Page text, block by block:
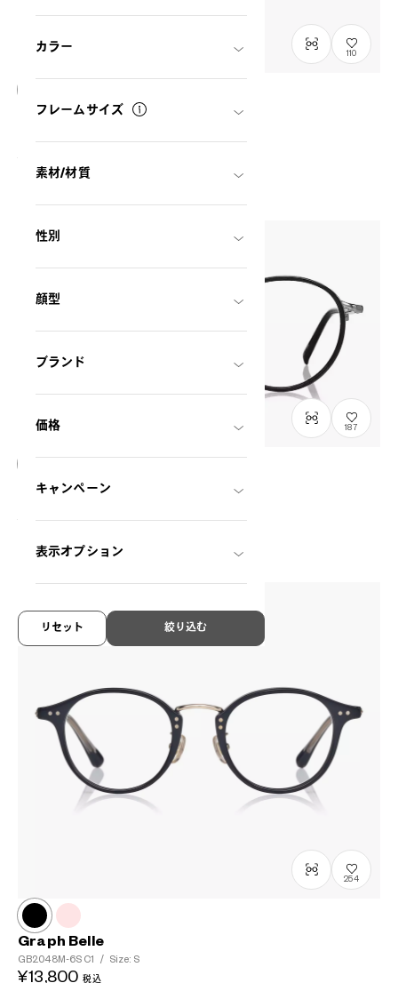
カラー
フレームサイズ
素材/材質
性別
顔型
ブランド
価格
キャンペーン
表示オプション
絞り込む
リセット
110
OWNDAYS × POMPOMPURIN
¥11,800 税込
187
Graph Belle
¥12,800
254
Graph Belle
GB2048M-6S C1 / Size: S
¥13,800 税込